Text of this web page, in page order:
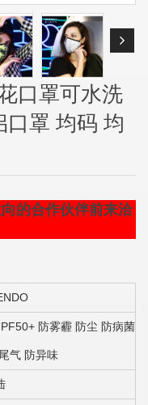
口罩可水洗
罩 均码 均
的合作伙伴前来洽
防雾霾 防尘 防病菌
气 防异味